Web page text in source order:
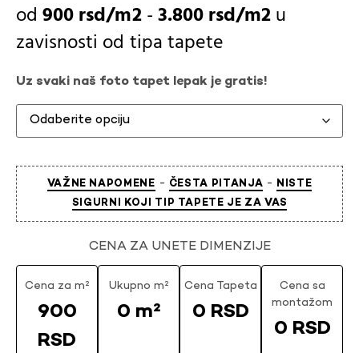
900rsd -3.800rsd
u
zavisnosti od tipa tapete
Uz svaki naš foto tapet lepak je gratis!
VAŽNE NAPOMENE - ČESTA PITANJA - NISTE
SIGURNI KOJI TIP TAPETE JE ZA VAS
CENA ZA UNETE DIMENZIJE
Cena za m²
900
RSD
Ukupno m²
0 m²
Cena Tapeta
0 RSD
Cena sa
montažom
0 RSD